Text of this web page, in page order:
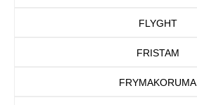
FLYGHT
FRISTAM
FRYMAKORUMA